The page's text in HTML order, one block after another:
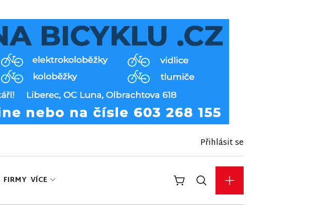
Přihlásit se
FIRMY VÍCE